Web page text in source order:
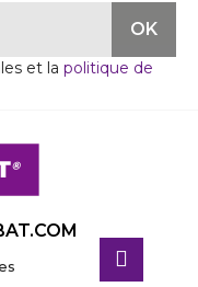
et la politique de